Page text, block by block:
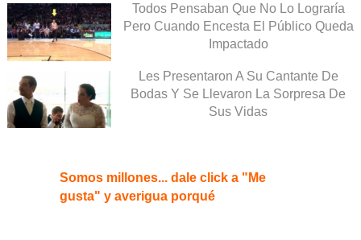
Todos Pensaban Que No Lo Lograría
Pero Cuando Encesta El Público Queda
Impactado
Les Presentaron A Su Cantante De
Bodas Y Se Llevaron La Sorpresa De
Sus Vidas
Somos millones... dale click a "Me
gusta" y averigua porqué